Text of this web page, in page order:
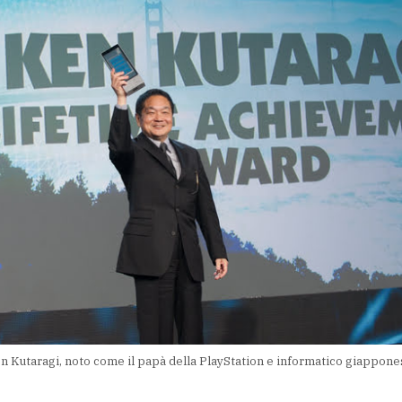
Kutaragi, noto come il papà della PlayStation e informatico